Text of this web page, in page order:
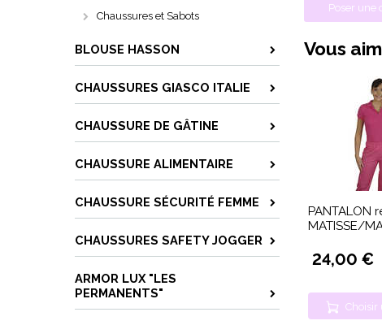
Chaussures et Sabots
BLOUSE HASSON
CHAUSSURES GIASCO ITALIE
CHAUSSURE DE GÂTINE
CHAUSSURE ALIMENTAIRE
CHAUSSURE SÉCURITÉ FEMME
CHAUSSURES SAFETY JOGGER
ARMOR LUX "LES
PERMANENTS"
Poser une
Vous
PANTALON
MATISSE/
24,00 €
Choisir